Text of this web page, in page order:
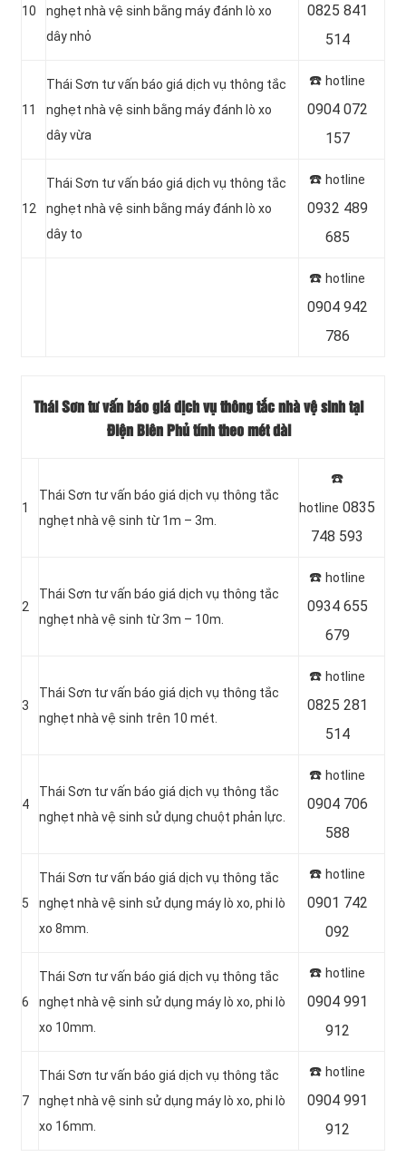
10
nghẹt nhà vệ sinh bằng máy đánh lò xo
dây nhỏ
0825 841
514
11
Thái Sơn tư vấn báo giá dịch vụ thông tắc
nghẹt nhà vệ sinh bằng máy đánh lò xo
dây vừa
☎️ hotline
0904 072
157
12
Thái Sơn tư vấn báo giá dịch vụ thông tắc
nghẹt nhà vệ sinh bằng máy đánh lò xo
dây to
☎️ hotline
0932 489
685
☎️ hotline
0904 942
786
Thái Sơn tư vấn báo giá dịch vụ thông tắc nhà vệ sinh tại
Điện Biên Phủ tính theo mét dài
1
Thái Sơn tư vấn báo giá dịch vụ thông tắc
nghẹt nhà vệ sinh từ 1m – 3m.
☎️
hotline 0835
748 593
2
Thái Sơn tư vấn báo giá dịch vụ thông tắc
nghẹt nhà vệ sinh từ 3m – 10m.
☎️ hotline
0934 655
679
3
Thái Sơn tư vấn báo giá dịch vụ thông tắc
nghẹt nhà vệ sinh trên 10 mét.
☎️ hotline
0825 281
514
4
Thái Sơn tư vấn báo giá dịch vụ thông tắc
nghẹt nhà vệ sinh sử dụng chuột phản lực.
☎️ hotline
0904 706
588
5
Thái Sơn tư vấn báo giá dịch vụ thông tắc
nghẹt nhà vệ sinh sử dụng máy lò xo, phi lò
xo 8mm.
☎️ hotline
0901 742
092
6
Thái Sơn tư vấn báo giá dịch vụ thông tắc
nghẹt nhà vệ sinh sử dụng máy lò xo, phi lò
xo 10mm.
☎️ hotline
0904 991
912
7
Thái Sơn tư vấn báo giá dịch vụ thông tắc
nghẹt nhà vệ sinh sử dụng máy lò xo, phi lò
xo 16mm.
☎️ hotline
0904 991
912